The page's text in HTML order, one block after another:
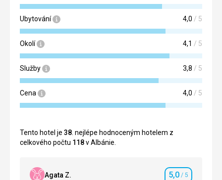
Ubytování 4,0 / 5
Okolí 4,1 / 5
Služby 3,8 / 5
Cena 4,0 / 5
Tento hotel je 38 . nejlépe hodnoceným hotelem z
celkového počtu 118v Albánie.
Agata Z. 5,0 / 5